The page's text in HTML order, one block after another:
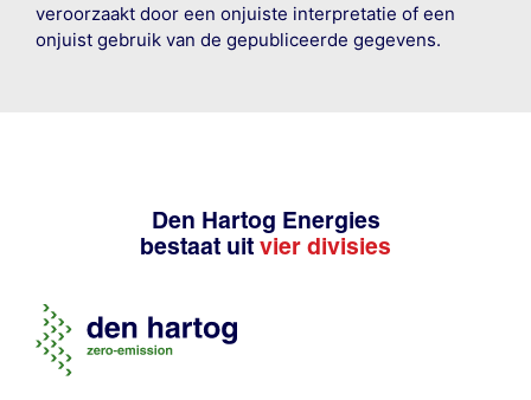
veroorzaakt door een onjuiste interpretatie of een
onjuist gebruik van de gepubliceerde gegevens.
Den Hartog Energies
bestaat uit vier divisies